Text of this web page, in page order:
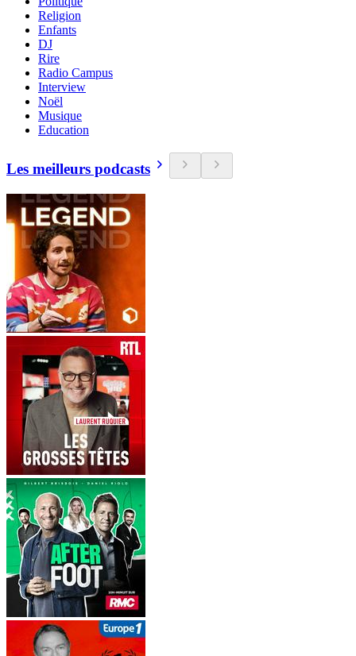
Religion
Enfants
DJ
Rire
Radio Campus
Interview
Noël
Musique
Education
Les meilleurs podcasts